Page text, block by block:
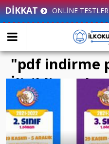
DİKKAT ONLİNE
"pdf indirme
İlişikli yazılar